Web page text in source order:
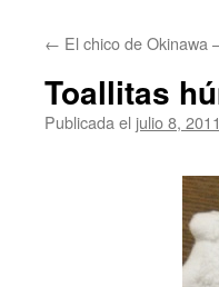
← El chico de Okinawa
Toallitas
Publicada el julio 8, 2011